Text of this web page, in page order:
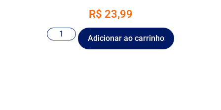
R$ 23,99
Adicionar ao carrinho